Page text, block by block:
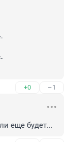
+0 –1
еще будет...